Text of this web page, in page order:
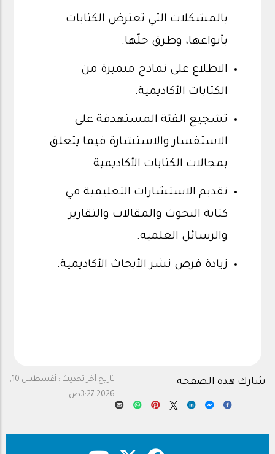
بالمشكلات التي تعترض الكتابات
بأنواعها، وطرق حلّها.
الاطلاع على نماذج متميزة من
الكتابات الأكاديمية.
تشجيع الفئة المستهدفة على
الاستفسار والاستشارة فيما يتعلق
بمجالات الكتابات الأكاديمية.
تقديم الاستشارات التعليمية في
كتابة البحوث والمقالات والتقارير
والرسائل العلمية.
زيادة فرص نشر الأبحاث الأكاديمية.
تاريخ آخر تحديث :
أغسطس 10,
2026 3:27ص
شارك هذه الصفحة